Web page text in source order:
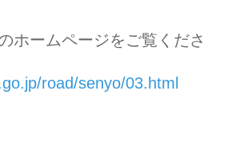
ホームページをご覧くださ
road/senyo/03.html